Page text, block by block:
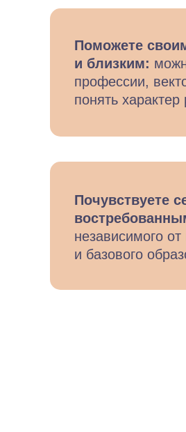
Почувствуете
независимого
и базового
Поможете
и близким:
профессии,
понять характер